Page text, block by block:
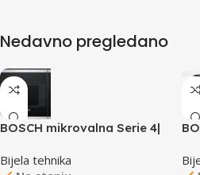
Nedavno pregledano
BOSCH mikrovalna Serie 4|
Lijevo otvaranje, CN
Bijela tehnika